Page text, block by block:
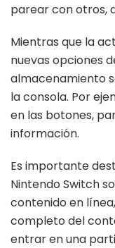
parear con otros,
Mientras que la
nuevas opciones
almacenamiento
la consola. Por
en las botones,
información.
Es importante
Nintendo Switch
contenido en
completo del
entrar en una